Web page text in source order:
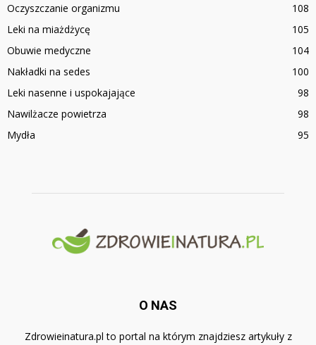
Oczyszczanie organizmu
108
Leki na miażdżycę
105
Obuwie medyczne
104
Nakładki na sedes
100
Leki nasenne i uspokajające
98
Nawilżacze powietrza
98
Mydła
95
O NAS
Zdrowieinatura.pl to portal na którym znajdziesz artykuły z